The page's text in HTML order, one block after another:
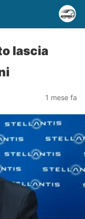
lascia
1 mese fa